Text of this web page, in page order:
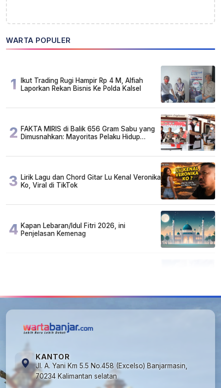
WARTA POPULER
1
Ikut Trading Rugi Hampir Rp 4 M, Alfiah
Laporkan Rekan Bisnis Ke Polda Kalsel
2 FAKTA MIRIS di Balik 656 Gram Sabu yang
Dimusnahkan: Mayoritas Pelaku Hidup
3 Lirik Lagu dan Chord Gitar Lu Kenal Veronika
Ko, Viral di TikTok
4 Kapan Lebaran/Idul Fitri 2026, ini
Penjelasan Kemenag
KANTOR
Jl. A. Yani Km 5.5 No.458 (Excelso) Banjarmasin,
70234 Kalimantan selatan